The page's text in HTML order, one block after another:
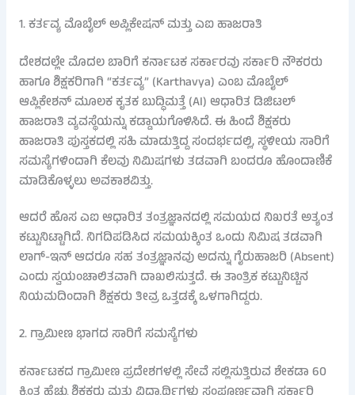
1. ಕರ್ತವ್ಯ ಮೊಬೈಲ್ ಅಪ್ಲಿಕೇಷನ್ ಮತ್ತು ಎಐ ಹಾಜರಾತಿ
ದೇಶದಲ್ಲೇ ಮೊದಲ ಬಾರಿಗೆ ಕರ್ನಾಟಕ ಸರ್ಕಾರವು ಸರ್ಕಾರಿ ನೌಕರರು
ಹಾಗೂ ಶಿಕ್ಷಕರಿಗಾಗಿ “ಕರ್ತವ್ಯ” (Karthavya) ಎಂಬ ಮೊಬೈಲ್
ಆಪ್ಲಿಕೇಶನ್ ಮೂಲಕ ಕೃತಕ ಬುದ್ಧಿಮತ್ತೆ (AI) ಆಧಾರಿತ ಡಿಜಿಟಲ್
ಹಾಜರಾತಿ ವ್ಯವಸ್ಥೆಯನ್ನು ಕಡ್ಡಾಯಗೊಳಿಸಿದೆ. ಈ ಹಿಂದೆ ಶಿಕ್ಷಕರು
ಹಾಜರಾತಿ ಪುಸ್ತಕದಲ್ಲಿ ಸಹಿ ಮಾಡುತ್ತಿದ್ದ ಸಂದರ್ಭದಲ್ಲಿ, ಸ್ಥಳೀಯ ಸಾರಿಗೆ
ಸಮಸ್ಯೆಗಳಿಂದಾಗಿ ಕೆಲವು ನಿಮಿಷಗಳು ತಡವಾಗಿ ಬಂದರೂ ಹೊಂದಾಣಿಕೆ
ಮಾಡಿಕೊಳ್ಳಲು ಅವಕಾಶವಿತ್ತು.
ಆದರೆ ಹೊಸ ಎಐ ಆಧಾರಿತ ತಂತ್ರಜ್ಞಾನದಲ್ಲಿ ಸಮಯದ ನಿಖರತೆ ಅತ್ಯಂತ
ಕಟ್ಟುನಿಟ್ಟಾಗಿದೆ. ನಿಗದಿಪಡಿಸಿದ ಸಮಯಕ್ಕಿಂತ ಒಂದು ನಿಮಿಷ ತಡವಾಗಿ
ಲಾಗ್-ಇನ್ ಆದರೂ ಸಹ ತಂತ್ರಜ್ಞಾನವು ಅದನ್ನು ಗೈರುಹಾಜರಿ (Absent)
ಎಂದು ಸ್ವಯಂಚಾಲಿತವಾಗಿ ದಾಖಲಿಸುತ್ತದೆ. ಈ ತಾಂತ್ರಿಕ ಕಟ್ಟುನಿಟ್ಟಿನ
ನಿಯಮದಿಂದಾಗಿ ಶಿಕ್ಷಕರು ತೀವ್ರ ಒತ್ತಡಕ್ಕೆ ಒಳಗಾಗಿದ್ದರು.
2. ಗ್ರಾಮೀಣ ಭಾಗದ ಸಾರಿಗೆ ಸಮಸ್ಯೆಗಳು
ಕರ್ನಾಟಕದ ಗ್ರಾಮೀಣ ಪ್ರದೇಶಗಳಲ್ಲಿ ಸೇವೆ ಸಲ್ಲಿಸುತ್ತಿರುವ ಶೇಕಡಾ 60